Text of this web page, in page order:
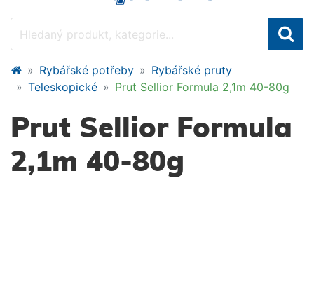
Rybářské potřeby
Rybářské pruty
Teleskopické
Prut Sellior Formula 2,1m 40-80g
Prut Sellior Formula
2,1m 40-80g